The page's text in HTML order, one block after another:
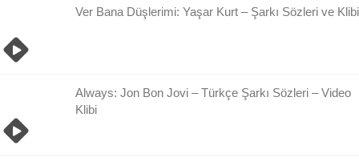
Ver Bana Düşlerimi: Yaşar Kurt – Şarkı Sözleri ve Klibi
Always: Jon Bon Jovi – Türkçe Şarkı Sözleri – Video
Klibi